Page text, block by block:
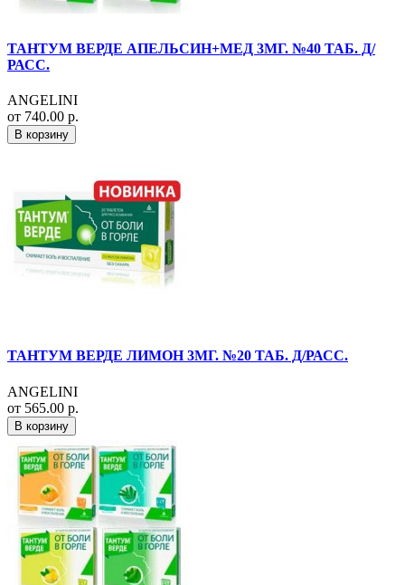
ТАНТУМ ВЕРДЕ АПЕЛЬСИН+МЕД 3МГ. №40 ТАБ. Д/
РАСС.
ANGELINI
от 740.00 р.
В корзину
ТАНТУМ ВЕРДЕ ЛИМОН 3МГ. №20 ТАБ. Д/РАСС.
ANGELINI
от 565.00 р.
В корзину